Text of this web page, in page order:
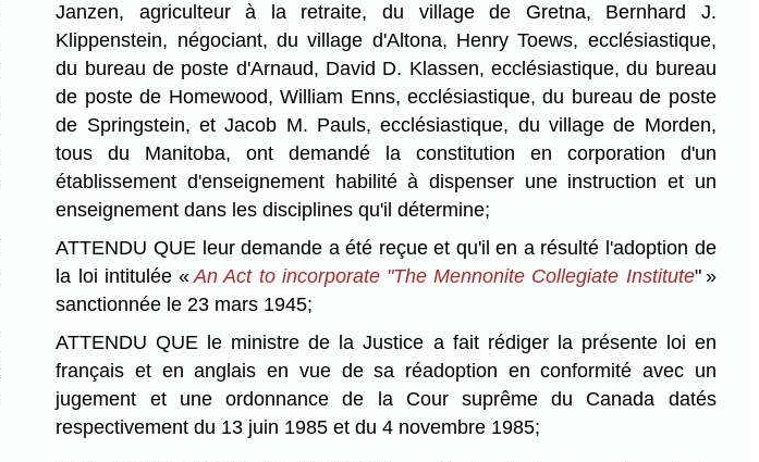
Janzen, agriculteur à la retraite, du village de Gretna, Bernhard J.
Klippenstein, négociant, du village d'Altona, Henry Toews, ecclésiastique,
du bureau de poste d'Arnaud, David D. Klassen, ecclésiastique, du bureau
de poste de Homewood, William Enns, ecclésiastique, du bureau de poste
de Springstein, et Jacob M. Pauls, ecclésiastique, du village de Morden,
tous du Manitoba, ont demandé la constitution en corporation d'un
établissement d'enseignement habilité à dispenser une instruction et un
enseignement dans les disciplines qu'il détermine;
ATTENDU QUE leur demande a été reçue et qu'il en a résulté l'adoption de
la loi intitulée «An Act to incorporate "The Mennonite Collegiate Institute" »
sanctionnée le 23 mars 1945;
ATTENDU QUE le ministre de la Justice a fait rédiger la présente loi en
français et en anglais en vue de sa réadoption en conformité avec un
jugement et une ordonnance de la Cour suprême du Canada datés
respectivement du 13 juin 1985 et du 4 novembre 1985;